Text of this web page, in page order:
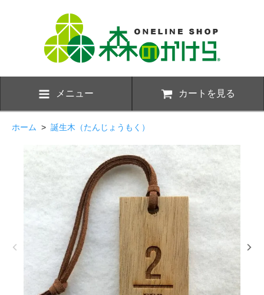
メニュー カートを見る
ホーム > 誕生木（たんじょうもく）